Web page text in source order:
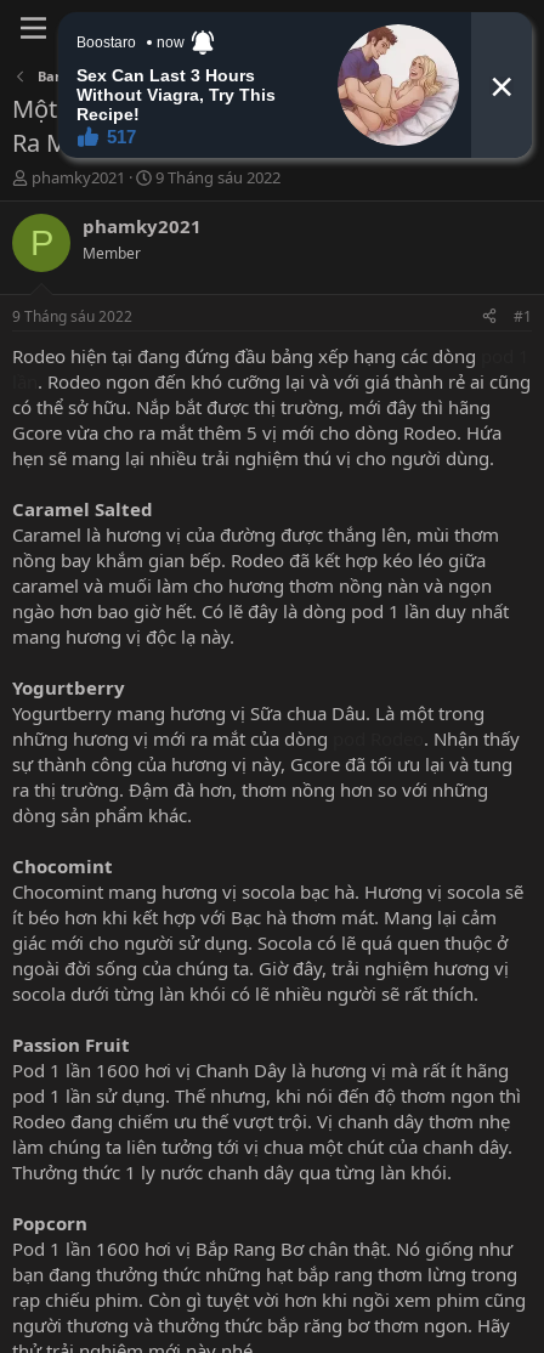
Đăng ký
Bar Club
Một Số Hương Vị Rodeo Mới Được Mới Gcore
Ra Mắt
B
t
đ
phamky2021
N
à
ầ
u
9 Tháng sáu 2022
P phamky2021
Member
9 Tháng sáu 2022 #1
Rodeo hiện tại đang đứng đầu bảng xếp hạng các dòng
. Rodeo ngon đến khó cưỡng lại và với giá thành rẻ ai cũng
có thể sở hữu. Nắp bắt được thị trường, mới đây thì hãng
Gcore vừa cho ra mắt thêm 5 vị mới cho dòng Rodeo. Hứa
hẹn sẽ mang lại nhiều trải nghiệm thú vị cho người dùng.
Caramel Salted
Caramel là hương vị của đường được thắng lên, mùi thơm
nồng bay khắm gian bếp. Rodeo đã kết hợp kéo léo giữa
caramel và muối làm cho hương thơm nồng nàn và ngọn
ngào hơn bao giờ hết. Có lẽ đây là dòng pod 1 lần duy nhất
mang hương vị độc lạ này.
Yogurtberry
Yogurtberry mang hương vị Sữa chua Dâu. Là một trong
những hương vị mới ra mắt của dòng
. Nhận thấy
sự thành công của hương vị này, Gcore đã tối ưu lại và tung
ra thị trường. Đậm đà hơn, thơm nồng hơn so với những
dòng sản phẩm khác.
Chocomint
Chocomint mang hương vị socola bạc hà. Hương vị socola sẽ
ít béo hơn khi kết hợp với Bạc hà thơm mát. Mang lại cảm
giác mới cho người sử dụng. Socola có lẽ quá quen thuộc ở
ngoài đời sống của chúng ta. Giờ đây, trải nghiệm hương vị
socola dưới từng làn khói có lẽ nhiều người sẽ rất thích.
Passion Fruit
Pod 1 lần 1600 hơi vị Chanh Dây là hương vị mà rất ít hãng
pod 1 lần sử dụng. Thế nhưng, khi nói đến độ thơm ngon thì
Rodeo đang chiếm ưu thế vượt trội. Vị chanh dây thơm nhẹ
làm chúng ta liên tưởng tới vị chua một chút của chanh dây.
Thưởng thức 1 ly nước chanh dây qua từng làn khói.
Popcorn
Pod 1 lần 1600 hơi vị Bắp Rang Bơ chân thật. Nó giống như
bạn đang thưởng thức những hạt bắp rang thơm lừng trong
rạp chiếu phim. Còn gì tuyệt vời hơn khi ngồi xem phim cũng
người thương và thưởng thức bắp răng bơ thơm ngon. Hãy